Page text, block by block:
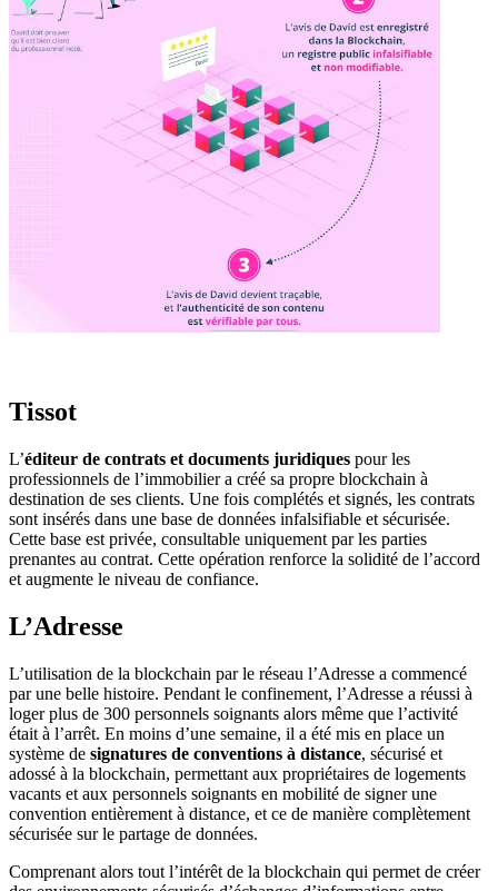
Tissot
L’éditeur de contrats et documents juridiques pour les
professionnels de l’immobilier a créé sa propre blockchain à
destination de ses clients. Une fois complétés et signés, les contrats
sont insérés dans une base de données infalsifiable et sécurisée.
Cette base est privée, consultable uniquement par les parties
prenantes au contrat. Cette opération renforce la solidité de l’accord
et augmente le niveau de confiance.
L’Adresse
L’utilisation de la blockchain par le réseau l’Adresse a commencé
par une belle histoire. Pendant le confinement, l’Adresse a réussi à
loger plus de 300 personnels soignants alors même que l’activité
était à l’arrêt. En moins d’une semaine, il a été mis en place un
système de signatures de conventions à distance, sécurisé et
adossé à la blockchain, permettant aux propriétaires de logements
vacants et aux personnels soignants en mobilité de signer une
convention entièrement à distance, et ce de manière complètement
sécurisée sur le partage de données.
Comprenant alors tout l’intérêt de la blockchain qui permet de créer